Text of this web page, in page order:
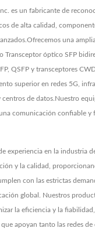
es un fabricante de
de alta calidad,
una
Transceptor óptico SFP
QSFP y transceptores
superior en redes 5G,
de datos.Nuestro
comunicación confiable y
experiencia en la industria
y la calidad,
con las estrictas
global. Nuestros
la eficiencia y la
apoyan tanto las redes